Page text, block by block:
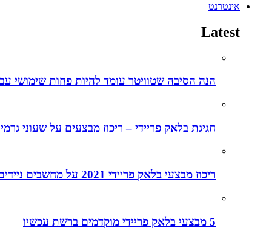
אינטרנט
Latest
הנה הסיבה שטוויטר עומד להיות פחות שימושי
חגיגת בלאק פריידי – ריכוז מבצעים על שעוני
ריכוז מבצעי בלאק פריידי 2021 על מחשבים ניידים
5 מבצעי בלאק פריידי מוקדמים ברשת עכשיו